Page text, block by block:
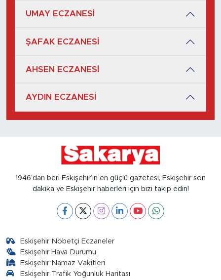
UMAY ECZANESİ
ŞAFAK ECZANESİ
AHSEN ECZANESİ
AYDIN ECZANESİ
1946’dan beri Eskişehir’in en güçlü gazetesi, Eskişehir son
dakika ve Eskişehir haberleri için bizi takip edin!
Eskişehir Nöbetçi Eczaneler
Eskişehir Hava Durumu
Eskişehir Namaz Vakitleri
Eskişehir Trafik Yoğunluk Haritası